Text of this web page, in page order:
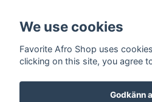
Kontakt Köpvillkor
We use cookies
Favorite Afro Shop uses
clicking on this site, you agree
Godkänn